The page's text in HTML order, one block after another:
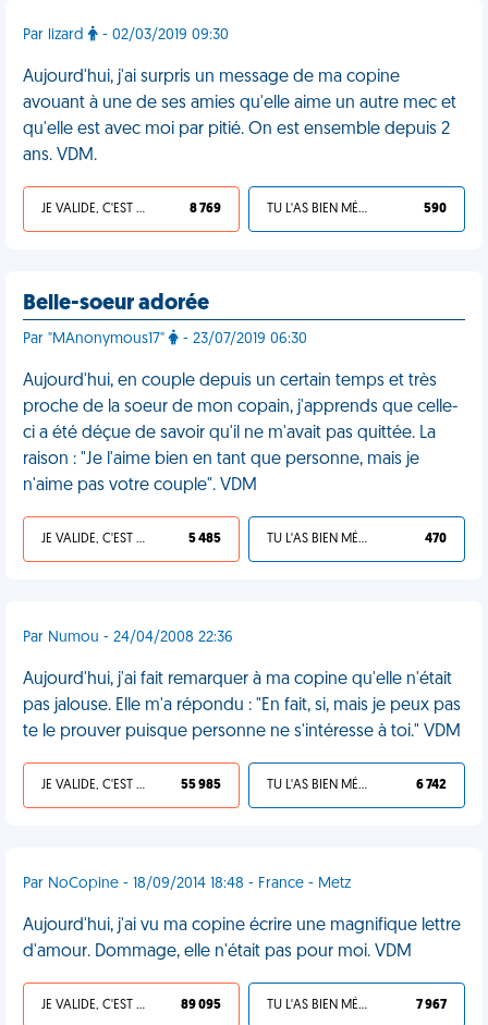
Par lizard - 02/03/2019 09:30
Aujourd'hui, j'ai surpris un message de ma copine
avouant à une de ses amies qu'elle aime un autre mec et
qu'elle est avec moi par pitié. On est ensemble depuis 2
ans. VDM.
JE VALIDE, C'EST UNE VDM 8 769 TU L'AS BIEN MÉRITÉ 590
Belle-soeur adorée
Par "MAnonymous17" - 23/07/2019 06:30
Aujourd'hui, en couple depuis un certain temps et très
proche de la soeur de mon copain, j'apprends que celle-
ci a été déçue de savoir qu'il ne m'avait pas quittée. La
raison : "Je l'aime bien en tant que personne, mais je
n'aime pas votre couple". VDM
JE VALIDE, C'EST UNE VDM 5 485 TU L'AS BIEN MÉRITÉ 470
Par Numou - 24/04/2008 22:36
Aujourd'hui, j'ai fait remarquer à ma copine qu'elle n'était
pas jalouse. Elle m'a répondu : "En fait, si, mais je peux pas
te le prouver puisque personne ne s'intéresse à toi." VDM
JE VALIDE, C'EST UNE VDM 55 985 TU L'AS BIEN MÉRITÉ 6 742
Par NoCopine - 18/09/2014 18:48 - France - Metz
Aujourd'hui, j'ai vu ma copine écrire une magnifique lettre
d'amour. Dommage, elle n'était pas pour moi. VDM
JE VALIDE, C'EST UNE VDM 89 095 TU L'AS BIEN MÉRITÉ 7 967